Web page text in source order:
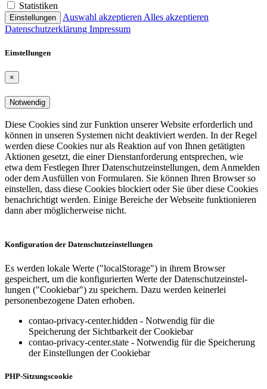
Statistiken
Einstellungen Auswahl akzeptierenAlles akzeptieren
Datenschutz­er­klärung Impressum
Einstel­lungen
×
Notwendig
Diese Cookies sind zur Funktion unserer Website erforderlich und
können in unseren Systemen nicht deaktiviert werden. In der Regel
werden diese Cookies nur als Reaktion auf von Ihnen getätigten
Aktionen gesetzt, die einer Dienst­an­for­derung entsprechen, wie
etwa dem Festlegen Ihrer Datenschutz­ein­stel­lungen, dem Anmelden
oder dem Ausfüllen von Formularen. Sie können Ihren Browser so
einstellen, dass diese Cookies blockiert oder Sie über diese Cookies
benach­richtigt werden. Einige Bereiche der Webseite funktio­nieren
dann aber möglicherweise nicht.
Konfigu­ration der Datenschutz­ein­stel­lungen
Es werden lokale Werte ("localStorage") in ihrem Browser
gespeichert, um die konfigu­rierten Werte der Datenschutz­ein­stel­
lungen ("Cookiebar") zu speichern. Dazu werden keinerlei
personen­be­zogene Daten erhoben.
contao-privacy-center.hidden - Notwendig für die
Speicherung der Sichtbarkeit der Cookiebar
contao-privacy-center.state - Notwendig für die Speicherung
der Einstellungen der Cookiebar
PHP-Sitzungs­cookie